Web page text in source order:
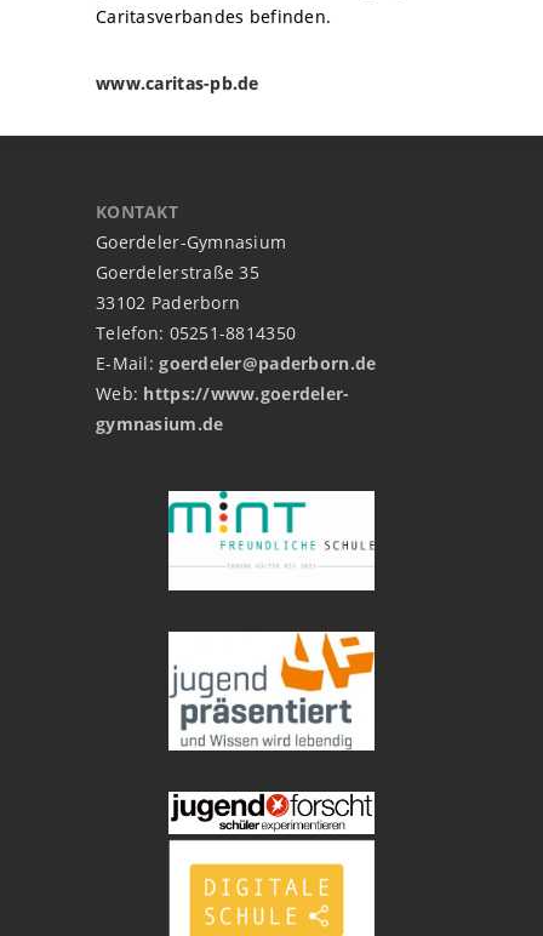
Caritasverbandes befinden.
www.caritas-pb.de
KONTAKT
Goerdeler-Gymnasium
Goerdelerstraße 35
33102 Paderborn
Telefon: 05251-8814350
E-Mail:goerdeler@paderborn.de
Web: https://www.goerdeler-
gymnasium.de